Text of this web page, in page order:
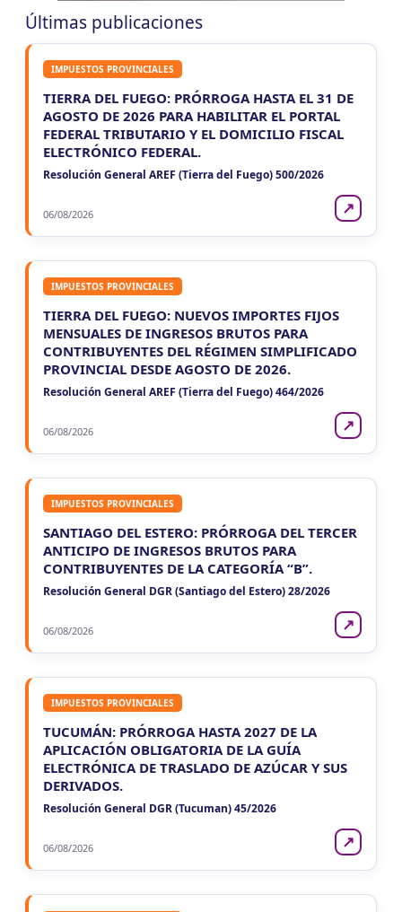
VIE
7 Agentes Ret. y Perc. E. Rios
CUIT 5-6-7-8-9-…
VIE
7 JUJUY
Agentes Ret. Perc. Jujuy
CUIT 0-1-2-3-4-…
7
CUIT 5-6-7-8-9-…
7 Agentes Retencion La Rioja
CUIT 5-6-7-8-9-…
NEUQUEN
VIE
NEUQUEN
Últimas publicaciones
IMPUESTOS PROVINCIALES
TIERRA DEL FUEGO: PRÓRROGA HASTA EL 31 DE
AGOSTO DE 2026 PARA HABILITAR EL PORTAL
FEDERAL TRIBUTARIO Y EL DOMICILIO FISCAL
ELECTRÓNICO FEDERAL.
Resolución General AREF (Tierra del Fuego) 500/2026
06/08/2026 ↗
IMPUESTOS PROVINCIALES
TIERRA DEL FUEGO: NUEVOS IMPORTES FIJOS
MENSUALES DE INGRESOS BRUTOS PARA
CONTRIBUYENTES DEL RÉGIMEN SIMPLIFICADO
PROVINCIAL DESDE AGOSTO DE 2026.
Resolución General AREF (Tierra del Fuego) 464/2026
06/08/2026 ↗
IMPUESTOS PROVINCIALES
SANTIAGO DEL ESTERO: PRÓRROGA DEL TERCER
ANTICIPO DE INGRESOS BRUTOS PARA
CONTRIBUYENTES DE LA CATEGORÍA “B”.
Resolución General DGR (Santiago del Estero) 28/2026
06/08/2026 ↗
IMPUESTOS PROVINCIALES
TUCUMÁN: PRÓRROGA HASTA 2027 DE LA
APLICACIÓN OBLIGATORIA DE LA GUÍA
ELECTRÓNICA DE TRASLADO DE AZÚCAR Y SUS
DERIVADOS.
Resolución General DGR (Tucuman) 45/2026
06/08/2026 ↗